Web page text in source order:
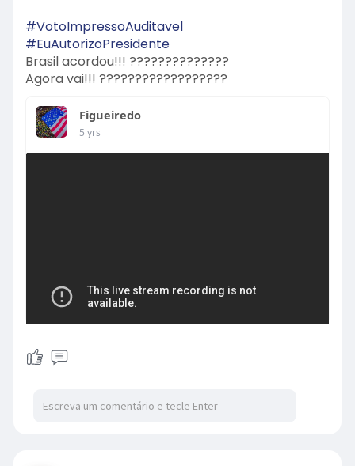
#VotoImpressoAuditavel
#EuAutorizoPresidente
Brasil acordou!!! ??????????????
Agora vai!!! ??????????????????
Figueiredo
5 yrs